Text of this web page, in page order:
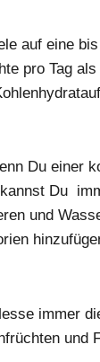
eine bis
pro Tag
einer
Du
und
immer die
und